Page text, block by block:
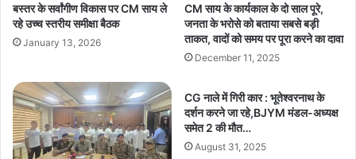
सीधा
फायदा
बस्तर के सर्वांगीण विकास पर CM साय ले
रहे उच्च स्तरीय समीक्षा बैठक
January 13, 2026
CM साय के कार्यकाल के दो साल पूरे,
जनता के भरोसे को बताया सबसे बड़ी
ताकत, वादों को समय पर पूरा करने का दावा
December 11, 2025
CG नाले में गिरी कार : भूतेश्वरनाथ के
दर्शन करने जा रहे,BJYM मंडल-अध्यक्ष
समेत 2 की मौत…
August 31, 2025